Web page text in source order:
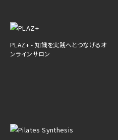
PLAZ+ - 知識を実践へとつなげるオ
ンラインサロン